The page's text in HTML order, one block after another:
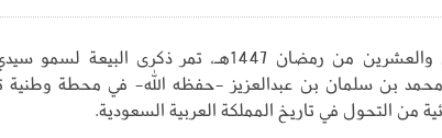
في السادس والعشرين من رمضان 1447هـ، تمر ذكرى البيعة
محمد بن سلمان بن عبدالعزيز -حفظه الله- في محطة وطنية
من التحول في تاريخ المملكة العربية السعودية.